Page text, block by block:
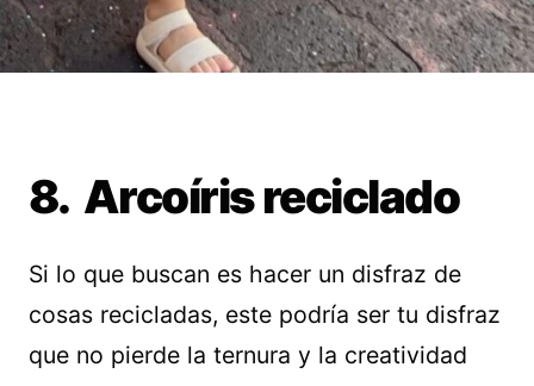
8. Arcoíris reciclado
Si lo que buscan es hacer un disfraz de
cosas recicladas, este podría ser tu disfraz
que no pierde la ternura y la creatividad